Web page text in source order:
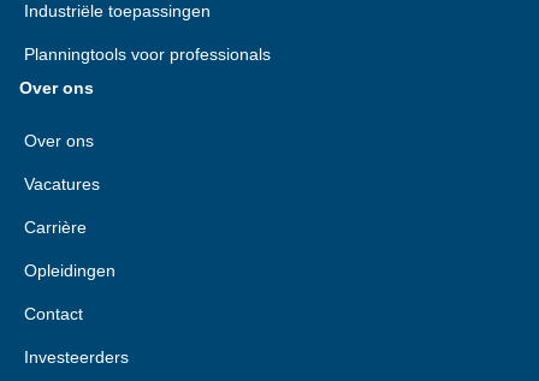
Industriële toepassingen
Planningtools voor professionals
Over ons
Over ons
Vacatures
Carrière
Opleidingen
Contact
Investeerders